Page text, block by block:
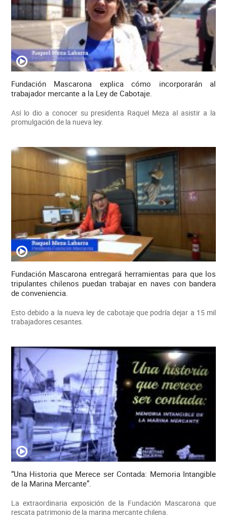
Fundación Mascarona explica cómo incorporarán al
trabajador mercante a la Ley de Cabotaje.
Así lo dio a conocer su presidenta Raquel Meza al asistir a la
promulgación de la nueva ley.
Fundación Mascarona entregará herramientas para que los
tripulantes chilenos puedan trabajar en naves con bandera
de conveniencia.
Esto debido a la nueva ley de cabotaje que podría dejar a 15 mil
trabajadores cesantes.
“Una Historia que Merece ser Contada: Memoria Intangible
de la Marina Mercante”.
La extraordinaria exposición de la Fundación Mascarona que
rescata patrimonio de la marina mercante chilena.